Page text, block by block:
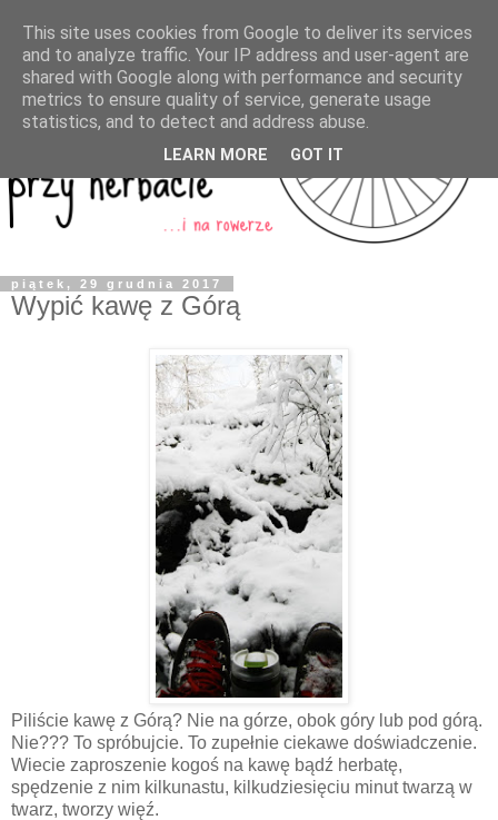
piątek, 29 grudnia 2017
Wypić kawę z Górą
Piliście kawę z Górą? Nie na górze, obok góry lub pod górą.
Nie??? To spróbujcie. To zupełnie ciekawe doświadczenie.
Wiecie zaproszenie kogoś na kawę bądź herbatę,
spędzenie z nim kilkunastu, kilkudziesięciu minut twarzą w
twarz, tworzy więź.
This site uses cookies from Google to deliver its services
and to analyze traffic. Your IP address and user-agent are
shared with Google along with performance and security
metrics to ensure quality of service, generate usage
statistics, and to detect and address abuse.
LEARN MORE GOT IT